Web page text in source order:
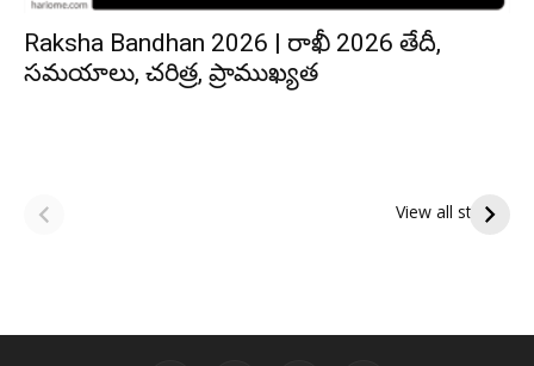
Raksha Bandhan 2026 | రాఖీ 2026 తేదీ,
సమయాలు, చరిత్ర, ప్రాముఖ్యత
View all stories
పితృదేవతల ఆశీర్వాదం
ఇంద్రకీలాద్రి గిరి ప్రదక్షిణ